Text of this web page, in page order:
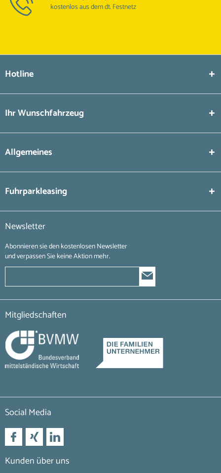
kostenlos aus dem dt. Festnetz
Hotline
Ihr Wunschfahrzeug
Allgemeines
Fuhrparkleasing
Newsletter
Abonnieren sie den kostenlosen Newsletter
und verpassen Sie keine Aktion mehr.
Mitgliedschaften
Social Media
Kunden über uns